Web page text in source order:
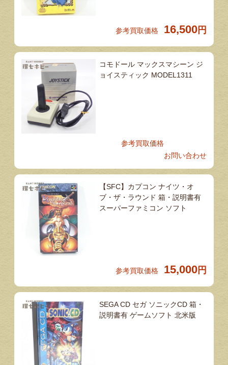
参考買取価格 16,500 円
コモドール マックスマシーン ジ
ョイスティック MODEL1311
参考買取価格
お問い合わせ
【SFC】カプコン ナイツ・オ
ブ・ザ・ラウンド 箱・説明書有
スーパーファミコン ソフト
参考買取価格 15,000 円
SEGA CD セガ ソニックCD 箱・
説明書有 ゲームソフト 北米版